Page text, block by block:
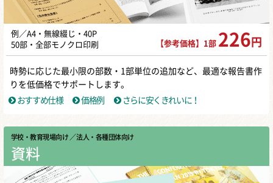
例／A4・無線綴じ・40P
50部・全部モノクロ印刷
【参考価格】1部 226 円
時勢に応じた最小限の部数・1部単位の追加など、最適な報告書作
りを低価格でサポートします。
おすすめ仕様
価格例 さらに安くきれいに！
学校・教育現場向け ／ 法人・各種団体向け
資料